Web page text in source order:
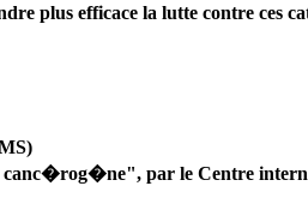
plus efficace la lutte contre ces
par le Centre